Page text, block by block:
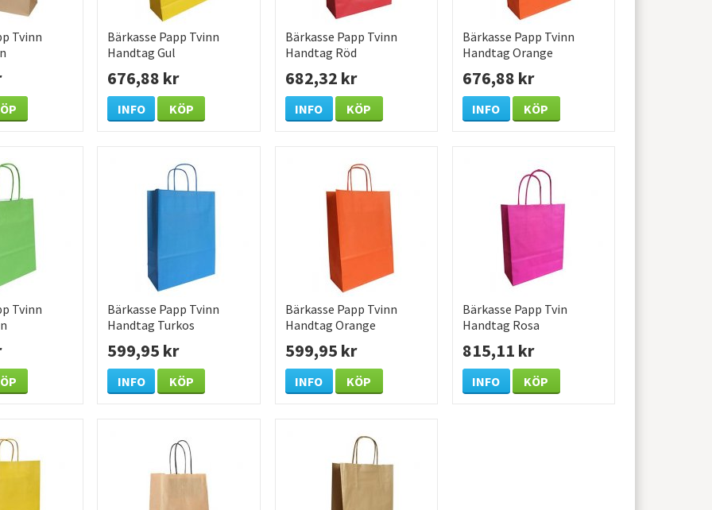
Tvinn
175
Bärkasse Papp Tvinn
Handtag Gul
220x100x310mm 200
/KRT
676,88 kr
INFO KÖP
Bärkasse Papp Tvinn
Handtag Röd
220x100x310mm 250
/KRT
682,32 kr
INFO KÖP
Bärkasse Papp Tvinn
Handtag Orange
220x100x310mm 200
/KRT
676,88 kr
INFO KÖP
Tvinn
200
Bärkasse Papp Tvinn
Handtag Turkos
180x80x220mm 300 /KRT
599,95 kr
INFO KÖP
Bärkasse Papp Tvinn
Handtag Orange
180x80x220mm 300 /KRT
599,95 kr
INFO KÖP
Bärkasse Papp Tvin
Handtag Rosa
320x120x400mm 200
/KRT
815,11 kr
INFO KÖP